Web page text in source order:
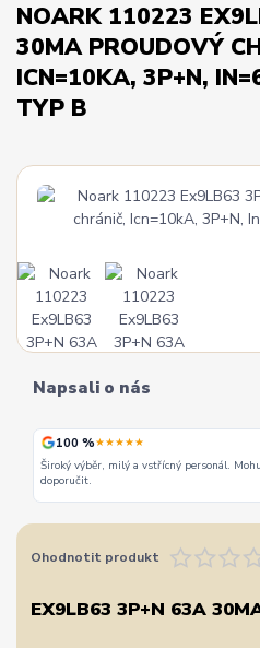
NOARK 110223
30MA PROUDOVÝ
ICN=10KA, 3P+N,
TYP B
Napsali o nás
100 %★★★★★
Široký výběr, milý a vstřícný personál.
doporučit.
Ohodnotit produkt
EX9LB63 3P+N 63A